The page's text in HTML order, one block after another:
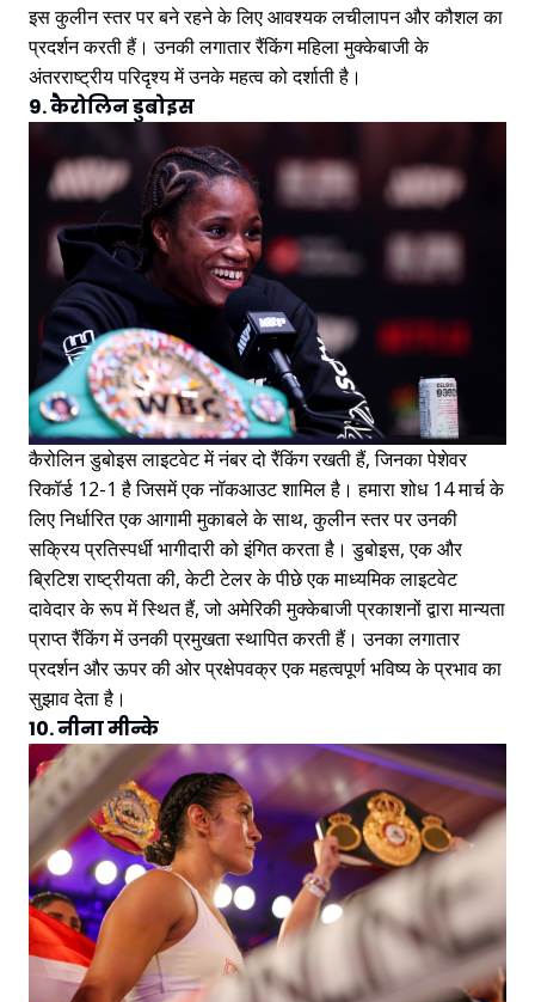
इस कुलीन स्तर पर बने रहने के लिए आवश्यक लचीलापन और कौशल का
प्रदर्शन करती हैं। उनकी लगातार रैंकिंग महिला मुक्केबाजी के
अंतरराष्ट्रीय परिदृश्य में उनके महत्व को दर्शाती है।
9. कैरोलिन डुबोइस
कैरोलिन डुबोइस लाइटवेट में नंबर दो रैंकिंग रखती हैं, जिनका पेशेवर
रिकॉर्ड 12-1 है जिसमें एक नॉकआउट शामिल है। हमारा शोध 14 मार्च के
लिए निर्धारित एक आगामी मुकाबले के साथ, कुलीन स्तर पर उनकी
सक्रिय प्रतिस्पर्धी भागीदारी को इंगित करता है। डुबोइस, एक और
ब्रिटिश राष्ट्रीयता की, केटी टेलर के पीछे एक माध्यमिक लाइटवेट
दावेदार के रूप में स्थित हैं, जो अमेरिकी मुक्केबाजी प्रकाशनों द्वारा मान्यता
प्राप्त रैंकिंग में उनकी प्रमुखता स्थापित करती हैं। उनका लगातार
प्रदर्शन और ऊपर की ओर प्रक्षेपवक्र एक महत्वपूर्ण भविष्य के प्रभाव का
सुझाव देता है।
10. नीना मीन्के